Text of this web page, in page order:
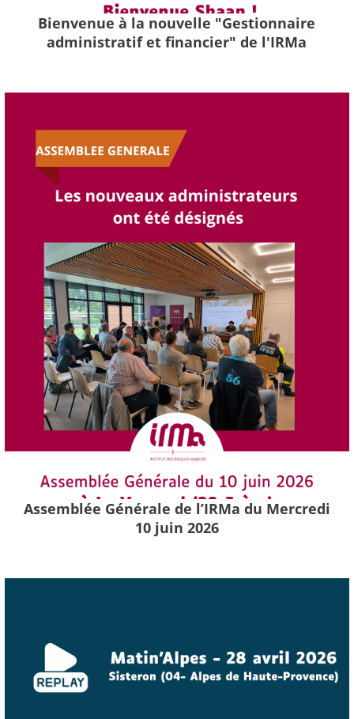
Bienvenue à la nouvelle "Gestionnaire
administratif et financier" de l'IRMa
Assemblée Générale de l’IRMa du Mercredi
10 juin 2026